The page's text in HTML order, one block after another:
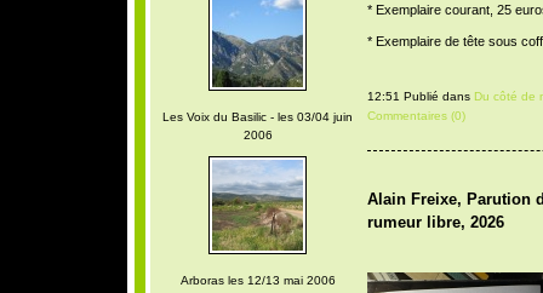
Les Voix du Basilic - les 03/04 juin
2006
Arboras les 12/13 mai 2006
* Exemplaire courant, 25
* Exemplaire de tête sous
12:51 Publié dans Du côté de
Commentaires (0)
Alain Freixe, Parution
rumeur libre, 2026